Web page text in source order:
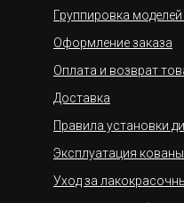
Группировка
Оформление заказа
Оплата и возврат
Доставка
Правила установки
Эксплуатация
Уход за